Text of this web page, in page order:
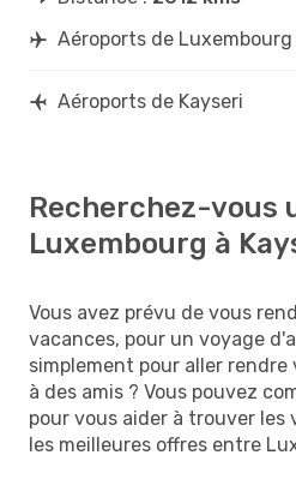
Aéroports de Luxembourg
Aéroports de Kayseri
Recherchez-vous
Luxembourg à
Vous avez prévu de vous
vacances, pour un voyage
simplement pour aller
à des amis ? Vous pouvez
pour vous aider à trouver les
les meilleures offres entre